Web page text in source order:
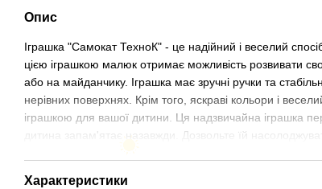
Опис
Іграшка "Самокат ТехноК" - це надійний і веселий
цією іграшкою малюк отримає можливість розвивати
або на майданчику. Іграшка має зручні ручки та
нерівних поверхнях. Крім того, яскраві кольори і
іграшкою для вашої дитини. Ця надзвичайна іграшка
дитина запам'ятає назавжди. Дозвольте їй
Характеристики